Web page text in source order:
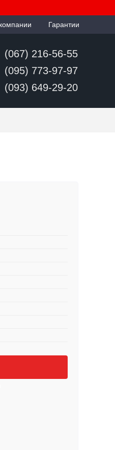
Гарантии
(067) 216-56-55
(095) 773-97-97
(093) 649-29-20